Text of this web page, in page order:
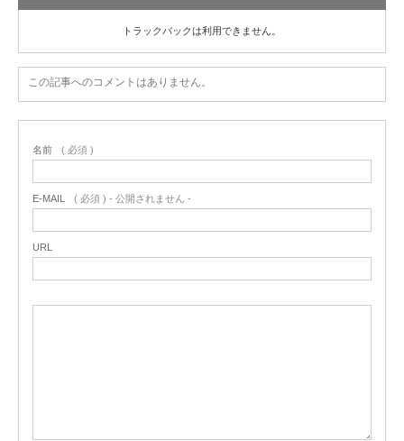
トラックバックは利用できません。
この記事へのコメントはありません。
名前 ( 必須 )
E-MAIL ( 必須 ) - 公開されません -
URL